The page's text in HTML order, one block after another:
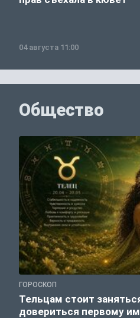
04 августа 11:00
Общество
ГОРОСКОП
Тельцам стоит
довериться первому